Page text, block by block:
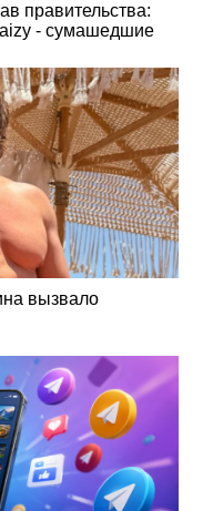
правительства:
- сумашедшие
вызвало